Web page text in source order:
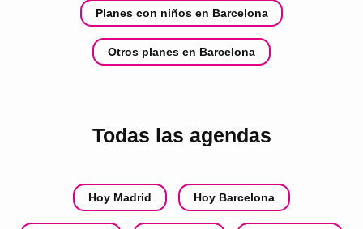
Planes con niños en Barcelona
Otros planes en Barcelona
Todas las agendas
Hoy Madrid Hoy Barcelona